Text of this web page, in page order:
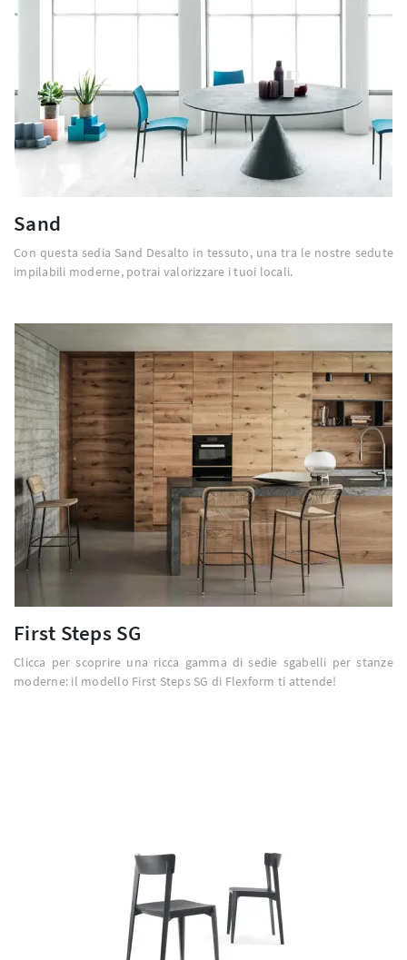
Sand
Con questa sedia Sand Desalto in tessuto, una tra le nostre sedute
impilabili moderne, potrai valorizzare i tuoi locali.
First Steps SG
Clicca per scoprire una ricca gamma di sedie sgabelli per stanze
moderne: il modello First Steps SG di Flexform ti attende!